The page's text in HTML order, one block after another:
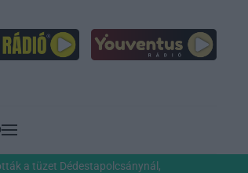
a tüzet Dédestapolcsánynál,